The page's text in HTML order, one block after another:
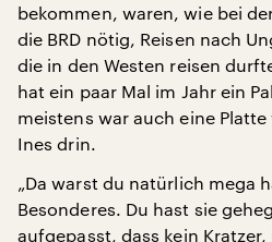
bekommen, waren, wie bei
die BRD nötig, Reisen nach
die in den Westen reisen
hat ein paar Mal im Jahr ein
meistens war auch eine
Ines drin.
„Da warst du natürlich mega
Besonderes. Du hast sie
aufgepasst, dass kein